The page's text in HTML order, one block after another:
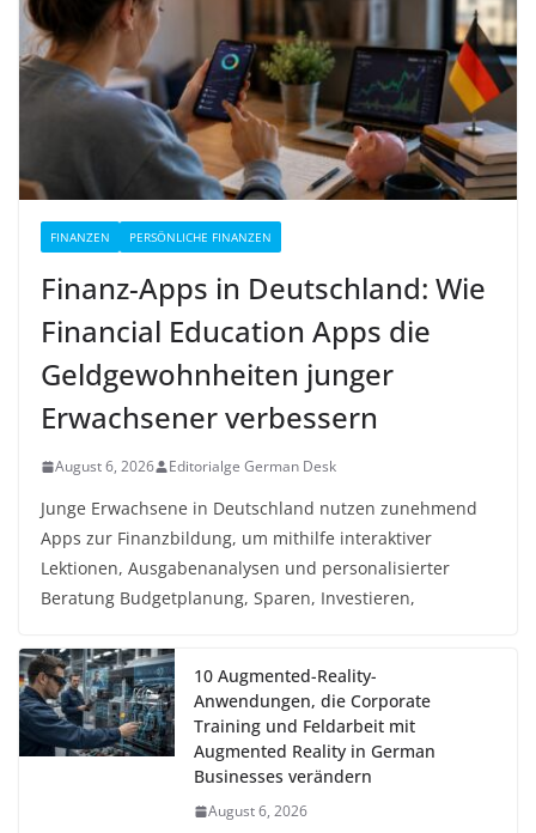
FINANZEN PERSÖNLICHE FINANZEN
Finanz-Apps in Deutschland: Wie
Financial Education Apps die
Geldgewohnheiten junger
Erwachsener verbessern
August 6, 2026 Editorialge German Desk
Junge Erwachsene in Deutschland nutzen zunehmend
Apps zur Finanzbildung, um mithilfe interaktiver
Lektionen, Ausgabenanalysen und personalisierter
Beratung Budgetplanung, Sparen, Investieren,
10 Augmented-Reality-
Anwendungen, die Corporate
Training und Feldarbeit mit
Augmented Reality in German
Businesses verändern
August 6, 2026